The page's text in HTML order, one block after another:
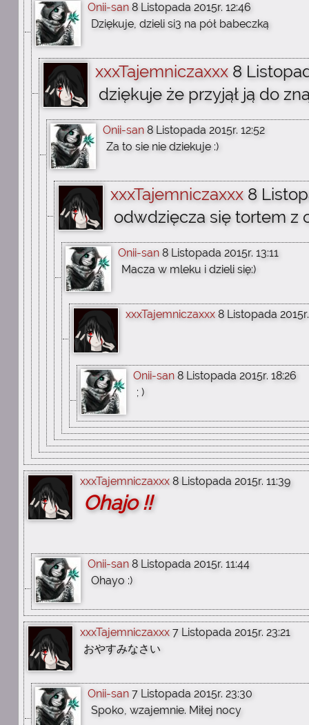
Onii-san 8 Listopada 2015r. 12:46
Dziękuje, dzieli si3 na pół babeczką
xxxTajemniczaxxx 8
dziękuje że przyjął ją do
Onii-san 8 Listopada 2015r. 12:52
Za to sie nie dziekuje :)
xxxTajemniczaxxx 8
odwdzięcza się tortem z
Onii-san 8 Listopada 2015r. 13:11
Macza w mleku i dzieli się:)
xxxTajemniczaxxx 8 Listopada
Onii-san 8 Listopada 2015r. 18:26
; )
xxxTajemniczaxxx 8 Listopada 2015r. 11:39
Ohajo !!
Onii-san 8 Listopada 2015r. 11:44
Ohayo :)
xxxTajemniczaxxx 7 Listopada 2015r. 23:21
おやすみなさい
Onii-san 7 Listopada 2015r. 23:30
Spoko, wzajemnie. Miłej nocy